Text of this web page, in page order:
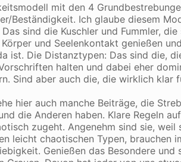
mit den 4
Beständigkeit. Ich glaube diesem
sind die Kuschler und Fummler, die
und Seelenkontakt genießen und
ist. Die Distanztypen: Das sind die,
halten und dabei eher
Sind aber auch die, die wirklich klar
hier auch manche Beiträge, die
die Anderen haben. Klare Regeln
zugeht. Angenehm sind sie, weil
leicht chaotischen Typen, brauchen
Genießen das Besondere und